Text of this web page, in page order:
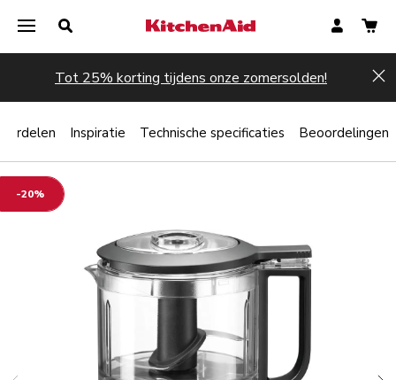
Tot 25% korting tijdens onze zomersolden!
-20%
Inspiratie Technische specificaties Beoordelingen